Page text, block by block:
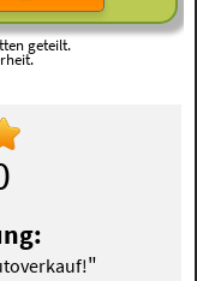
geteilt.
"